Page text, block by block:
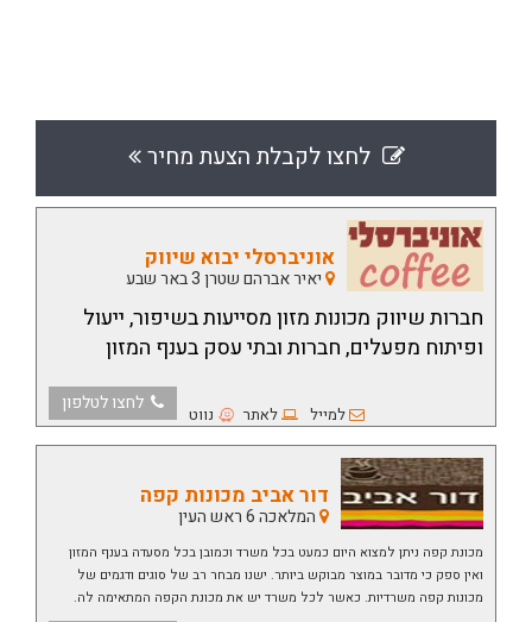
לחצו לקבלת הצעת מחיר
אוניברסלי יבוא שיווק
יאיר אברהם שטרן 3 באר שבע
חברות שיווק מכונות מזון מסייעות בשיפור, ייעול
ופיתוח מפעלים, חברות ובתי עסק בענף המזון
למייל לאתר נווט לחצו לטלפון
דור אביב מכונות קפה
המלאכה 6 ראש העין
מכונת קפה ניתן למצוא היום כמעט בכל משרד וכמובן בכל מסעדה בענף המזון
ואין ספק כי מדובר במוצר מבוקש ביותר. ישנו מבחר רב של סוגים ודגמים של
מכונות קפה משרדיות. כאשר לכל משרד יש את מכונת הקפה המתאימה לה.